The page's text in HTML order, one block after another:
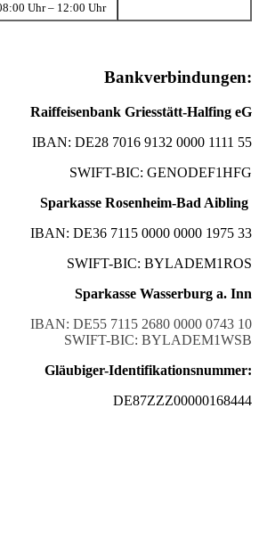
Uhr – 12:00 Uhr
Bankverbindungen:
Raiffeisenbank Griesstätt-Halfing eG
IBAN: DE28 7016 9132 0000 1111 55
SWIFT-BIC: GENODEF1HFG
Sparkasse Rosenheim-Bad Aibling
IBAN: DE36 7115 0000 0000 1975 33
SWIFT-BIC: BYLADEM1ROS
Sparkasse Wasserburg a. Inn
IBAN: DE55 7115 2680 0000 0743 10
SWIFT-BIC: BYLADEM1WSB
Gläubiger-Identifikationsnummer:
DE87ZZZ00000168444